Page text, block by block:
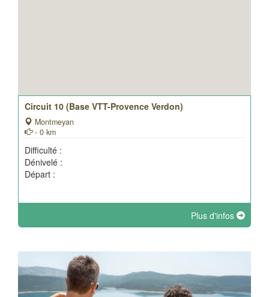
Circuit 10 (Base VTT-Provence Verdon)
Montmeyan
- 0 km
Difficulté :
Dénivelé :
Départ :
Plus d'infos